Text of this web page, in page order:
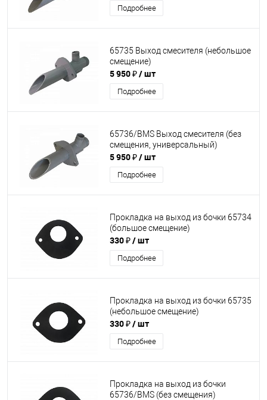
Подробнее
65735 Выход смесителя (небольшое
смещение)
5 950 ₽/ шт
Подробнее
65736/BMS Выход смесителя (без
смещения, универсальный)
5 950 ₽/ шт
Подробнее
Прокладка на выход из бочки 65734
(большое смещение)
330 ₽/ шт
Подробнее
Прокладка на выход из бочки 65735
(небольшое смещение)
330 ₽/ шт
Подробнее
Прокладка на выход из бочки
65736/BMS (без смещения)